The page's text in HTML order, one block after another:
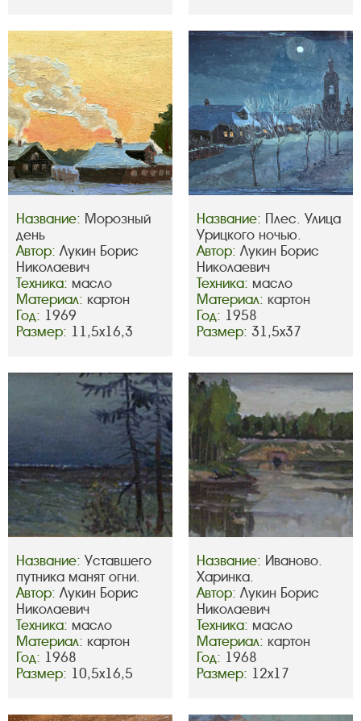
Название: Морозный
день
Автор: Лукин Борис
Николаевич
Техника: масло
Материал: картон
Год: 1969
Размер: 11,5х16,3
Название: Плес. Улица
Урицкого ночью.
Автор: Лукин Борис
Николаевич
Техника: масло
Материал: картон
Год: 1958
Размер: 31,5х37
Название: Уставшего
путника манят огни.
Автор: Лукин Борис
Николаевич
Техника: масло
Материал: картон
Год: 1968
Размер: 10,5х16,5
Название: Иваново.
Харинка.
Автор: Лукин Борис
Николаевич
Техника: масло
Материал: картон
Год: 1968
Размер: 12х17